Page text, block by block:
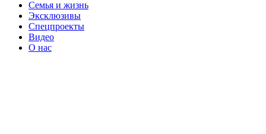
Семья и жизнь
Эксклюзивы
Спецпроекты
Видео
О нас